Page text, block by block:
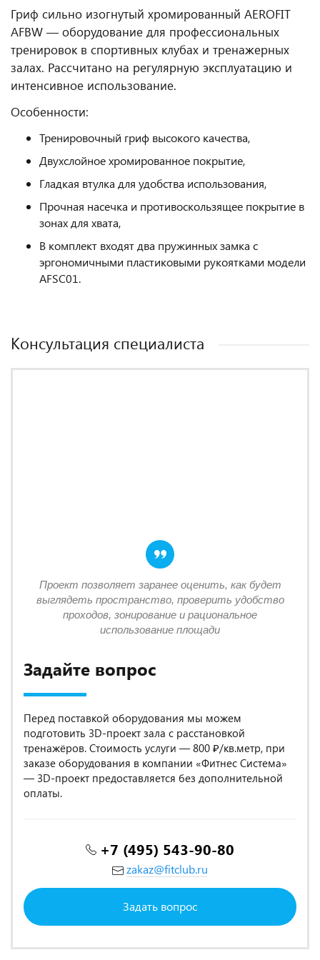
Гриф сильно изогнутый хромированный AEROFIT
AFBW — оборудование для профессиональных
тренировок в спортивных клубах и тренажерных
залах. Рассчитано на регулярную эксплуатацию и
интенсивное использование.
Особенности:
Тренировочный гриф высокого качества,
Двухслойное хромированное покрытие,
Гладкая втулка для удобства использования,
Прочная насечка и противоскользящее покрытие в
зонах для хвата,
В комплект входят два пружинных замка с
эргономичными пластиковыми рукоятками модели
AFSC01.
Консультация специалиста
Задайте вопрос
Перед поставкой оборудования мы можем
подготовить 3D-проект зала с расстановкой
тренажёров. Стоимость услуги — 800 ₽/кв.метр, при
заказе оборудования в компании «Фитнес Система»
— 3D-проект предоставляется без дополнительной
оплаты.
+7 (495) 543-90-80
zakaz@fitclub.ru
Задать вопрос
Проект позволяет заранее оценить, как будет
выглядеть пространство, проверить удобство
проходов, зонирование и рациональное
использование площади